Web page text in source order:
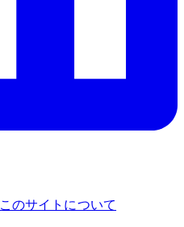
このサイトについて